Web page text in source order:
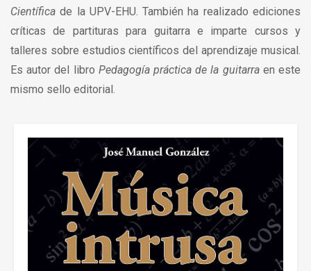
Científica de la UPV-EHU. También ha realizado ediciones
críticas de partituras para guitarra e imparte cursos y
talleres sobre estudios científicos del aprendizaje musical.
Es autor del libro Pedagogía práctica de la guitarraen este
mismo sello editorial.